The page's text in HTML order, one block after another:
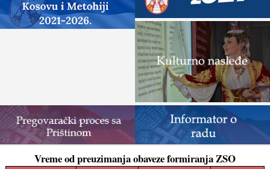
Vreme od preuzimanja obaveze formiranja ZSO